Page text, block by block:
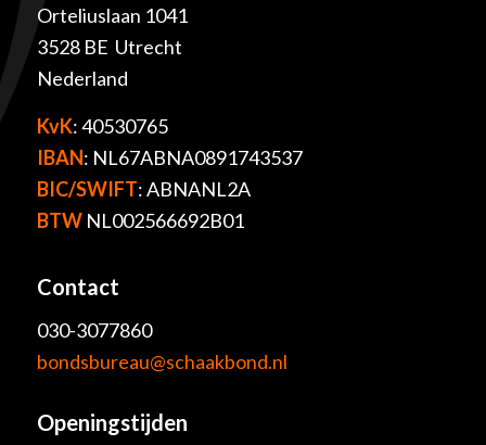
Orteliuslaan 1041
3528 BE Utrecht
Nederland
KvK: 40530765
IBAN: NL67ABNA0891743537
BIC/SWIFT: ABNANL2A
BTWNL002566692B01
Contact
030-3077860
bondsbureau@schaakbond.nl
Openingstijden